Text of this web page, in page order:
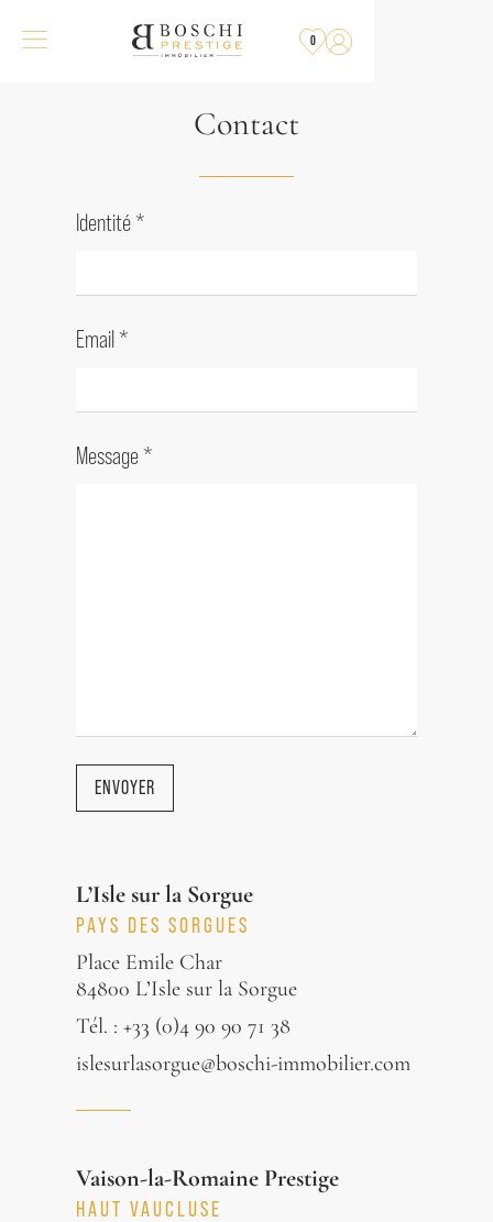
0
Contact
Identité*
Email*
Message*
ENVOYER
L’Isle sur la Sorgue
PAYS DES SORGUES
Place Emile Char
84800 L’Isle sur la Sorgue
Tél. : +33 (0)4 90 90 71 38
islesurlasorgue@boschi-immobilier.com
Vaison-la-Romaine Prestige
HAUT VAUCLUSE